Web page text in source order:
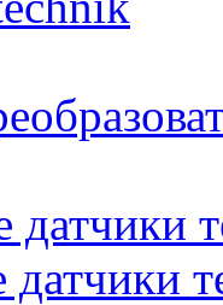
датчики
датчики